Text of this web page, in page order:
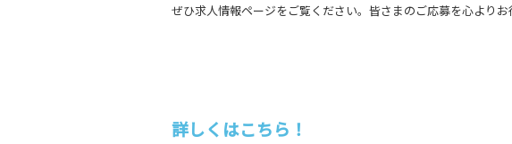
ぜひ求人情報ページをご覧ください。皆さまのご応募を心よりお
詳しくはこちら！